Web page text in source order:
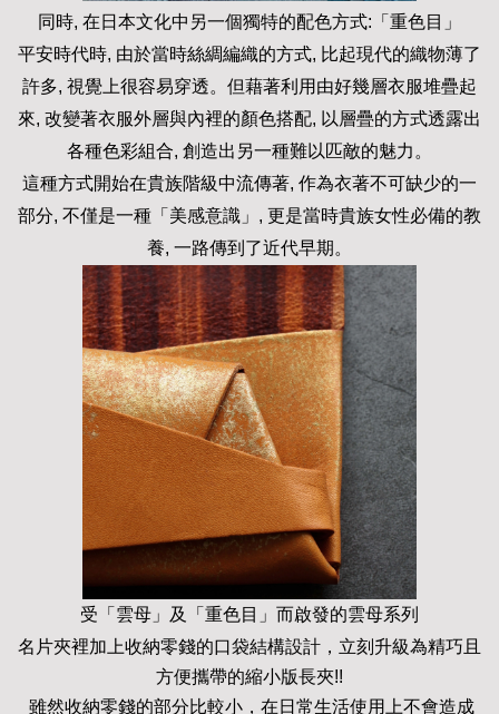
同時, 在日本文化中另一個獨特的配色方式:「重色目」
平安時代時, 由於當時絲綢編織的方式, 比起現代的織物薄了
許多, 視覺上很容易穿透。但藉著利用由好幾層衣服堆疊起
來, 改變著衣服外層與內裡的顏色搭配, 以層疊的方式透露出
各種色彩組合, 創造出另一種難以匹敵的魅力。
這種方式開始在貴族階級中流傳著, 作為衣著不可缺少的一
部分, 不僅是一種「美感意識」, 更是當時貴族女性必備的教
養, 一路傳到了近代早期。
受「雲母」及「重色目」而啟發的雲母系列
名片夾裡加上收納零錢的口袋結構設計，立刻升級為精巧且
方便攜帶的縮小版長夾!!
雖然收納零錢的部分比較小，在日常生活使用上不會造成